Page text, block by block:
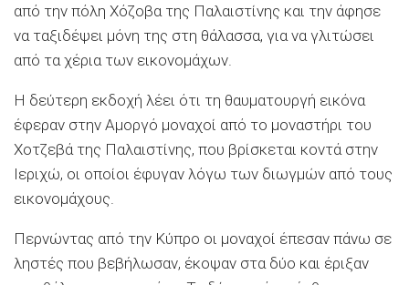
από την πόλη Χόζοβα της Παλαιστίνης και την άφησε
να ταξιδέψει μόνη της στη θάλασσα, για να γλιτώσει
από τα χέρια των εικονομάχων.
Η δεύτερη εκδοχή λέει ότι τη θαυματουργή εικόνα
έφεραν στην Αμοργό μοναχοί από το μοναστήρι του
Χοτζεβά της Παλαιστίνης, που βρίσκεται κοντά στην
Ιεριχώ, οι οποίοι έφυγαν λόγω των διωγμών από τους
εικονομάχους.
Περνώντας από την Κύπρο οι μοναχοί έπεσαν πάνω σε
ληστές που βεβήλωσαν, έκοψαν στα δύο και έριξαν